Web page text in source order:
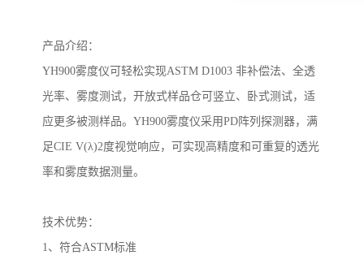
产品介绍 ：
YH900雾度仪 可轻松实现ASTM D1003 非补偿法、全透
光率、雾度测试，开放式样品仓可竖立、卧式测试，适
应更多被测样品。 YH900雾度仪采用PD阵列探测器，满
足CIE V(λ)2度视觉响应，可实现高精度和可重复的透光
率和雾度数据测量。
技术优势：
1、符合ASTM标准